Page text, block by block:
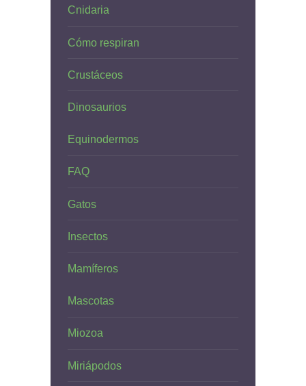
Cnidaria
Cómo respiran
Crustáceos
Dinosaurios
Equinodermos
FAQ
Gatos
Insectos
Mamíferos
Mascotas
Miozoa
Miriápodos